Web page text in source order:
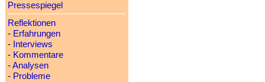
Pressespiegel
Reflektionen
- Erfahrungen
- Interviews
- Kommentare
-Analysen
- Probleme